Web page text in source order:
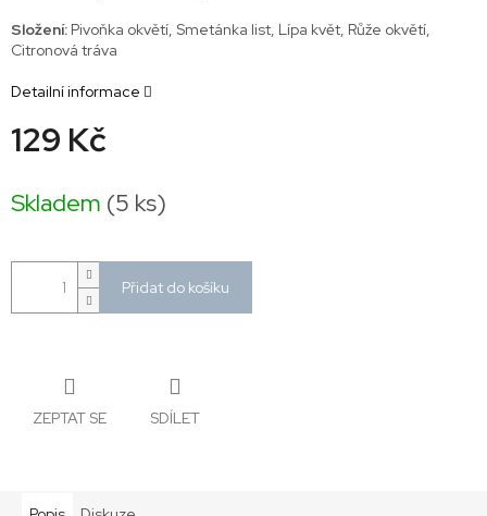
129 Kč
cena:
Skladem (5 ks)
Přidat do košíku
Složení: Pivoňka okvětí, Smetánka list, Lípa květ, Růže okvětí,
Citronová tráva
Detailní informace
ZEPTAT SE SDÍLET